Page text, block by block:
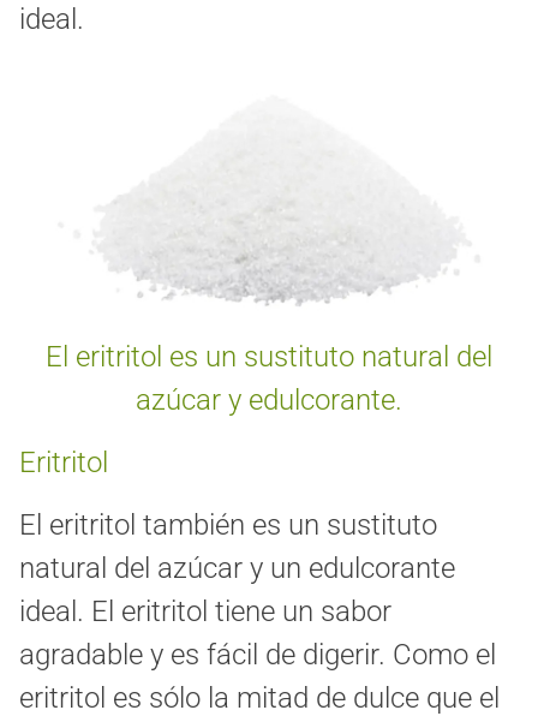
ideal.
El eritritol es un sustituto natural del
azúcar y edulcorante.
Eritritol
El eritritol también es un sustituto
natural del azúcar y un edulcorante
ideal. El eritritol tiene un sabor
agradable y es fácil de digerir. Como el
eritritol es sólo la mitad de dulce que el